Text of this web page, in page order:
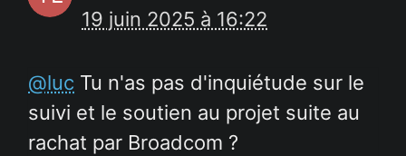
19 juin 2025 à 16:22
@luc Tu n'as pas d'inquiétude sur le
suivi et le soutien au projet suite au
rachat par Broadcom ?